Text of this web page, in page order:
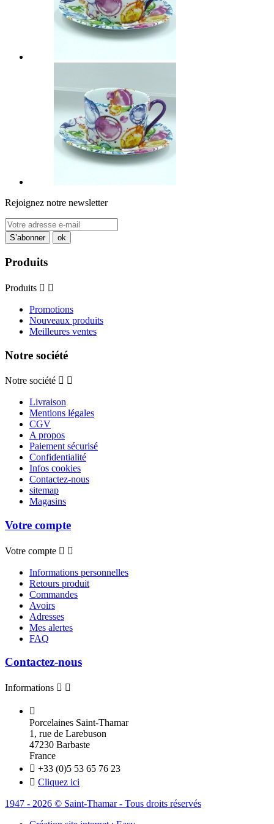
Rejoignez notre newsletter
Produits
Produits  
Promotions
Nouveaux produits
Meilleures ventes
Notre société
Notre société  
Livraison
Mentions légales
CGV
A propos
Paiement sécurisé
Confidentialité
Infos cookies
Contactez-nous
sitemap
Magasins
Votre compte
Votre compte  
Informations personnelles
Retours produit
Commandes
Avoirs
Adresses
Mes alertes
FAQ
Contactez-nous
Informations  

Porcelaines Saint-Thamar
1, rue de Larebuson
47230 Barbaste
France
 +33 (0)5 53 65 76 23
 Cliquez ici
1947 - 2026 © Saint-Thamar - Tous droits réservés